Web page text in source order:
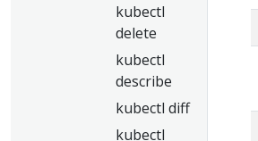
kubectl
delete
kubectl
describe
kubectl diff
kubectl